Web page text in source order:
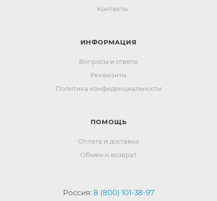
Контакты
ИНФОРМАЦИЯ
Вопросы и ответы
Реквизиты
Политика конфиденциальности
ПОМОЩЬ
Оплата и доставка
Обмен и возврат
Россия: 8 (800) 101-38-97